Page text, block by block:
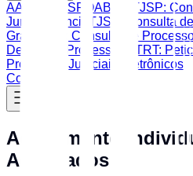
AASP CAASP OAB SP
TJSP:
Jurisprudência
TJSP: Consulta
Grau
TJSP: Consulta de
Despesas Processuais
TRT:
Processos Judiciais Eletrônicos
Contato
Acolhimento
Advogados